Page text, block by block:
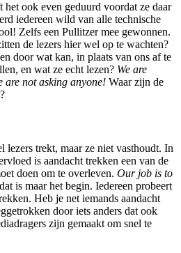
ook even geduurd voordat ze daar
iedereen wild van alle technische
Zelfs een Pullitzer mee gewonnen.
de lezers hier wel op te wachten?
door wat kan, in plaats van ons af te
en wat ze echt lezen? We are
are not asking anyone! Waar zijn de
lezers trekt, maar ze niet vasthoudt. In
is aandacht trekken een van de
doen om te overleven. Our job is to
is maar het begin. Iedereen probeert
Heb je net iemands aandacht
door iets anders dat ook
zijn gemaakt om snel te